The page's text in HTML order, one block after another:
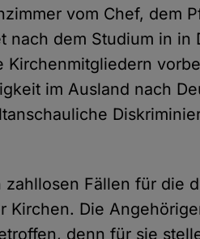
vom Chef, dem
nach dem Studium in in
Kirchenmitgliedern
im Ausland nach
zahllosen Fällen für die
Kirchen. Die
denn für sie